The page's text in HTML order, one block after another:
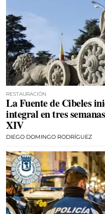
RESTAURACIÓN
La Fuente de Cibeles
integral en tres
XIV
DIEGO DOMINGO RODRÍGUEZ